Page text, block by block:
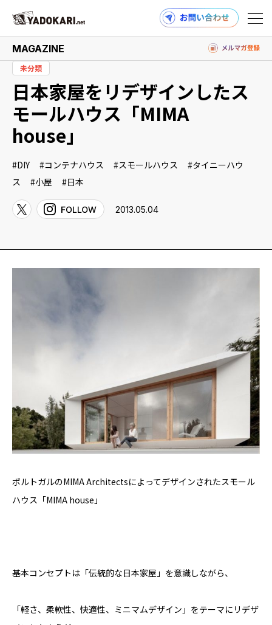
商品検索 読みもの検索
PRODUCTS
MAGAZINE
YADOKARI
MAGAZINE
未分類
日本家屋をリデザインしたス
モールハウス「MIMA
house」
DIY コンテナハウス スモールハウス
タイニーハウ
ス
小屋 日本
2013.05.04
ポルトガルのMIMA Architectsによってデザインされたスモール
ハウス「MIMA house」
基本コンセプトは「伝統的な日本家屋」を意識しながら、
「軽さ、柔軟性、快適性、ミニマムデザイン」をテーマにリデザ